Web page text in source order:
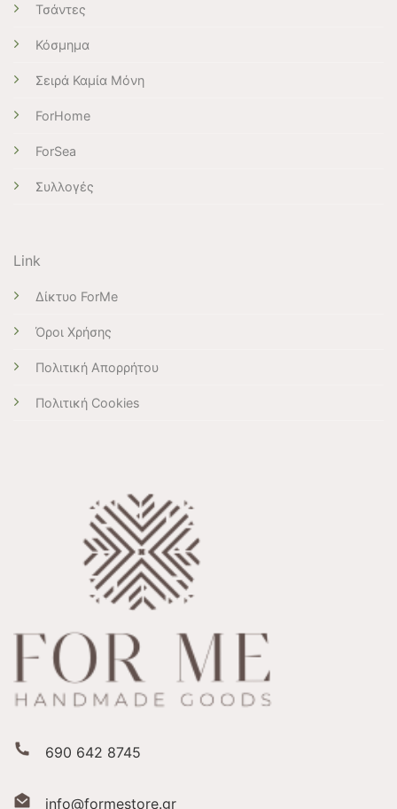
Τσάντες
Κόσμημα
Σειρά Καμία Μόνη
ForHome
ForSea
Συλλογές
Link
Δίκτυο ForMe
Όροι Χρήσης
Πολιτική Απορρήτου
Πολιτική Cookies
690 642 8745
info@formestore.gr